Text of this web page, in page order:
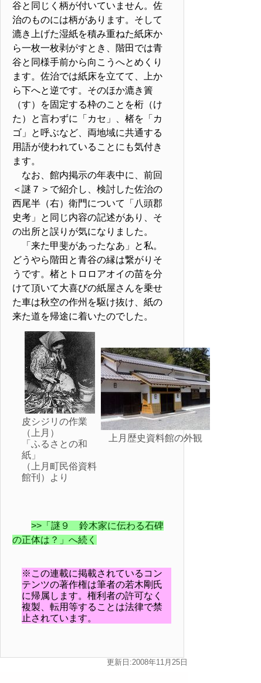
谷と同じく柄が付いていません。佐
治のものには柄があります。そして
漉き上げた湿紙を積み重ねた紙床か
ら一枚一枚剥がすとき、階田では青
谷と同様手前から向こうへとめくり
ます。佐治では紙床を立てて、上か
ら下へと逆です。そのほか漉き簀
（す）を固定する枠のことを桁（け
た）と言わずに「カセ」、楮を「カ
ゴ」と呼ぶなど、両地域に共通する
用語が使われていることにも気付き
ます。
なお、館内掲示の年表中に、前回
＜謎７＞で紹介し、検討した佐治の
西尾半（右）衛門について「八頭郡
史考」と同じ内容の記述があり、そ
の出所と誤りが気になりました。
「来た甲斐があったなあ」と私。
どうやら階田と青谷の縁は繋がりそ
うです。楮とトロロアオイの苗を分
けて頂いて大喜びの紙屋さんを乗せ
た車は秋空の作州を駆け抜け、紙の
来た道を帰途に着いたのでした。
皮シジリの作業
（上月）
「ふるさとの和
紙」
（上月町民俗資料
館刊）より
上月歴史資料館の外観
>>「謎９ 鈴木家に伝わる石碑
の正体は？」へ続く
※この連載に掲載されているコン
テンツの著作権は筆者の若木剛氏
に帰属します。権利者の許可なく
複製、転用等することは法律で禁
止されています。
更新日:2008年11月25日